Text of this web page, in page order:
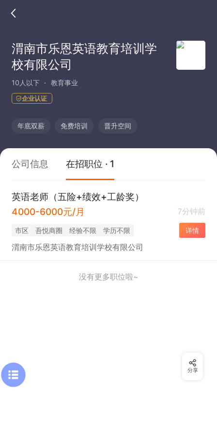
渭南市乐恩英语教育培训学
校有限公司
10人以下 教育事业
企业认证
年底双薪 免费培训 晋升空间
公司信息 在招职位 · 1
英语老师（五险+绩效+工龄奖）
4000-6000元/月
7分钟前
市区 吾悦商圈 经验不限 学历不限 详情
渭南市乐恩英语教育培训学校有限公司
没有更多职位啦~
分享